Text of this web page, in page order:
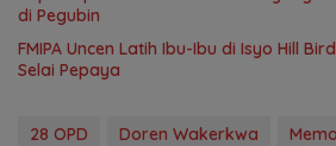
di Pegubin
FMIPA Uncen Latih Ibu-Ibu di Isyo Hill
Selai Pepaya
28 OPD Doren Wakerkwa